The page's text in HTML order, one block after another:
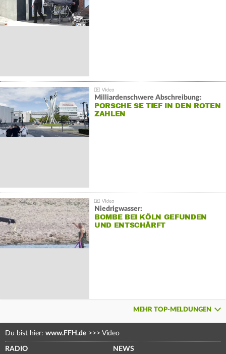
Milliardenschwere Abschreibung:
PORSCHE SE TIEF IN DEN ROTEN
ZAHLEN
Niedrigwasser:
BOMBE BEI KÖLN GEFUNDEN
UND ENTSCHÄRFT
MEHR TOP-MELDUNGEN
Du bist hier: www.FFH.de >>> Video
RADIO NEWS